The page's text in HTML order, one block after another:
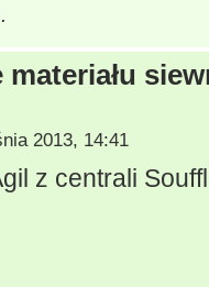
2013, 14:41
z centrali